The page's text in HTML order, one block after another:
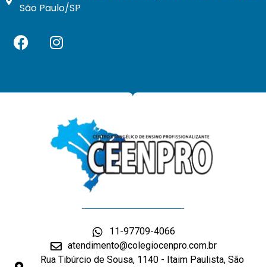
São Paulo/SP
11-97709-4066
atendimento@colegiocenpro.com.br
Rua Tibúrcio de Sousa, 1140 - Itaim Paulista, São